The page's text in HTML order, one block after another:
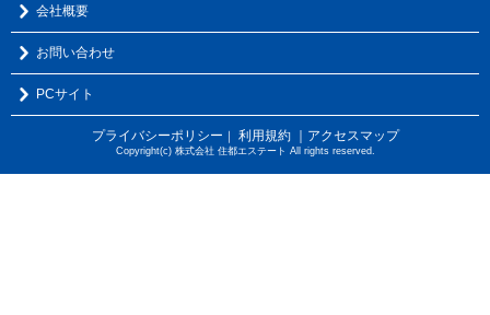
会社概要
お問い合わせ
PCサイト
プライバシーポリシー ｜ 利用規約 ｜アクセスマップ
Copyright(c) 株式会社 住都エステート All rights reserved.